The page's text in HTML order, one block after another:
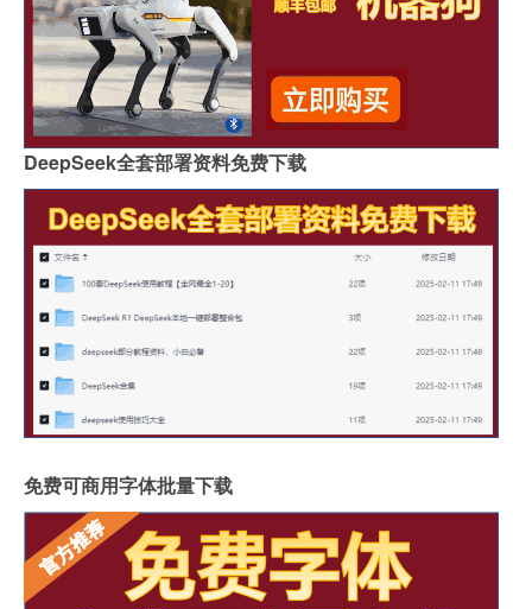
DeepSeek全套部署资料免费下载
免费可商用字体批量下载